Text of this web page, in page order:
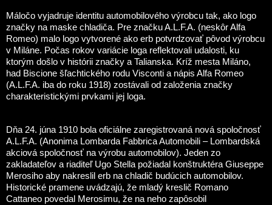
Máločo vyjadruje identitu automobilového výrobcu tak, ako logo
značky na maske chladiča. Pre značku A.L.F.A. (neskôr Alfa
Romeo) malo logo vytvorené ako erb potvrdzovať pôvod výrobcu
v Miláne. Počas rokov variácie loga reflektovali udalosti, ku
ktorým došlo v histórii značky a Talianska. Kríž mesta Miláno,
had Biscione šľachtického rodu Visconti a nápis Alfa Romeo
(A.L.F.A. iba do roku 1918) zostávali od založenia značky
charakteristickými prvkami jej loga.
Dňa 24. júna 1910 bola oficiálne zaregistrovaná nová spoločnosť
A.L.F.A. (Anonima Lombarda Fabbrica Automobili – Lombardská
akciová spoločnosť na výrobu automobilov). Jeden zo
zakladateľov a riaditeľ Ugo Stella požiadal konštruktéra Giuseppe
Merosiho aby nakreslil erb na chladič budúcich automobilov.
Historické pramene uvádzajú, že mladý kreslič Romano
Cattaneo povedal Merosimu, že na neho zapôsobil